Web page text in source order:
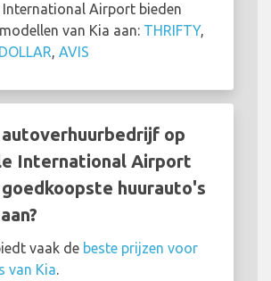
International Airport bieden
van Kia aan: THRIFTY,
DOLLAR, AVIS
op
International Airport
huurauto's
vaak de beste prijzen voor
van Kia.